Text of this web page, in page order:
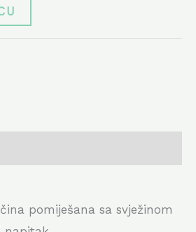
pomiješana sa svježinom